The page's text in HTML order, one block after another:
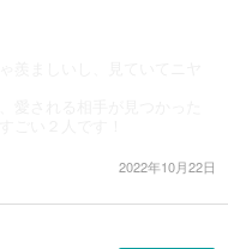
2022年10月22日